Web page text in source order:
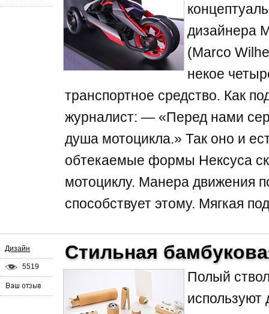
дизайнера
(Marco
некое
транспортное средство. Как
журналист: — «Перед нами
душа мотоцикла.» Так оно и
обтекаемые формы Нексуса
мотоциклу. Манера движения
способствует этому. Мягкая
Дизайн
5519
Стильная
Полый
используют